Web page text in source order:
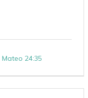
Mateo 24:35